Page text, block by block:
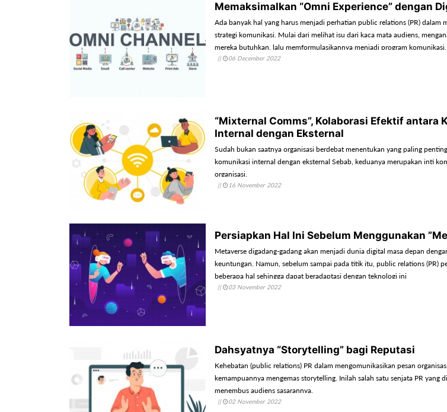
Memaksimalkan “Omni Experience” dengan
Ada banyak hal yang harus menjadi perhatian public relations (PR) dalam
strategi komunikasi. Mulai dari melihat isu dari kaca mata audiens,
mereka butuhkan, lalu memformulasikannya menjadi program komunikasi.
|| 06 December 2022
“Mixternal Comms”, Kolaborasi Efektif antara
Internal dengan Eksternal
Sudah bukan saatnya organisasi berdebat menentukan yang paling
komunikasi internal dengan eksternal Sebab, keduanya merupakan inti
organisasi.
|| 16 November 2022
Persiapkan Hal Ini Sebelum Menggunakan
Metaverse digadang-gadang akan menjadi dunia digital masa depan
keuntungan. Namun, sebelum sampai pada titik itu, public relations (PR)
beberapa hal sehingga dapat beradaptasi dengan teknologi ini
|| 03 November 2022
Dahsyatnya “Storytelling” bagi Reputasi
Kehebatan (public relations) PR dalam mengomunikasikan pesan
kemampuannya mengemas storytelling. Inilah salah satu senjata PR yang
menembus audiens sasarannya.
|| 02 November 2022